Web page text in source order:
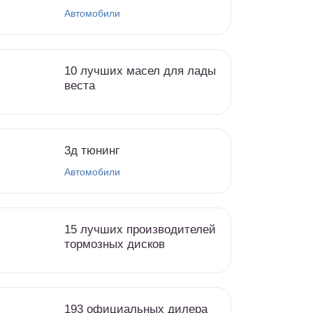
Автомобили
10 лучших масел для лады
веста
3д тюнинг
Автомобили
15 лучших производителей
тормозных дисков
193 официальных дилера